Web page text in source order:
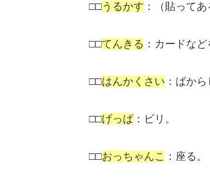
□□うるかす ：（貼って
□□てんきる ：カードなど
□□はんかくさい ：ばから
□□げっぱ ：ビリ。
□□おっちゃんこ ：座る。